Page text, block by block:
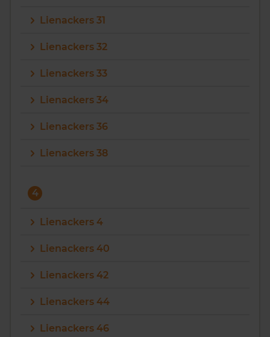
Lienackers 31
Lienackers 32
Lienackers 33
Lienackers 34
Lienackers 36
Lienackers 38
4
Lienackers 4
Lienackers 40
Lienackers 42
Lienackers 44
Lienackers 46